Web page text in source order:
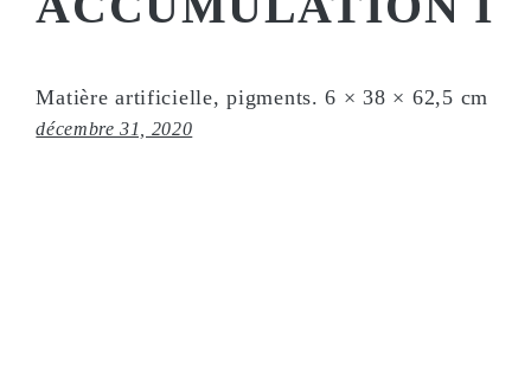
Matière artificielle, pigments. 6 × 38 × 62,5 cm
décembre 31, 2020